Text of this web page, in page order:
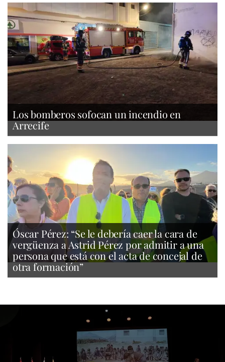
Los bomberos sofocan un incendio en
Arrecife
Óscar Pérez: “Se le debería caer la cara de
vergüenza a Astrid Pérez por admitir a una
persona que está con el acta de concejal de
otra formación”